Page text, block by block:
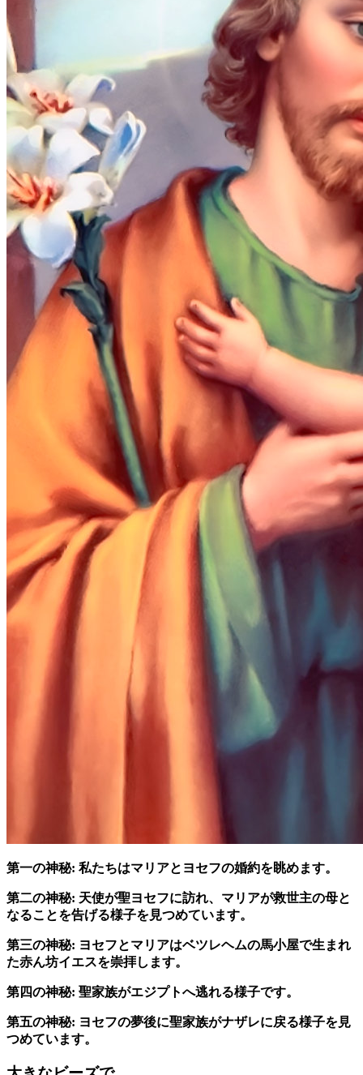
第一の神秘: 私たちはマリアとヨセフの婚約を眺めます。
第二の神秘: 天使が聖ヨセフに訪れ、マリアが救世主の母と
なることを告げる様子を見つめています。
第三の神秘: ヨセフとマリアはベツレヘムの馬小屋で生まれ
た赤ん坊イエスを崇拝します。
第四の神秘: 聖家族がエジプトへ逃れる様子です。
第五の神秘: ヨセフの夢後に聖家族がナザレに戻る様子を見
つめています。